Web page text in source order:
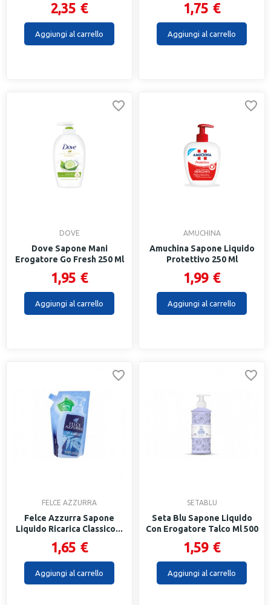
2,35 €
Aggiungi al carrello
1,75 €
Aggiungi al carrello
DOVE
Dove Sapone Mani
Erogatore Go Fresh 250 Ml
1,95 €
Aggiungi al carrello
AMUCHINA
Amuchina Sapone Liquido
Protettivo 250 Ml
1,99 €
Aggiungi al carrello
FELCE AZZURRA
Felce Azzurra Sapone
Liquido Ricarica Classico...
1,65 €
Aggiungi al carrello
SETABLU
Seta Blu Sapone Liquido
Con Erogatore Talco Ml 500
1,59 €
Aggiungi al carrello